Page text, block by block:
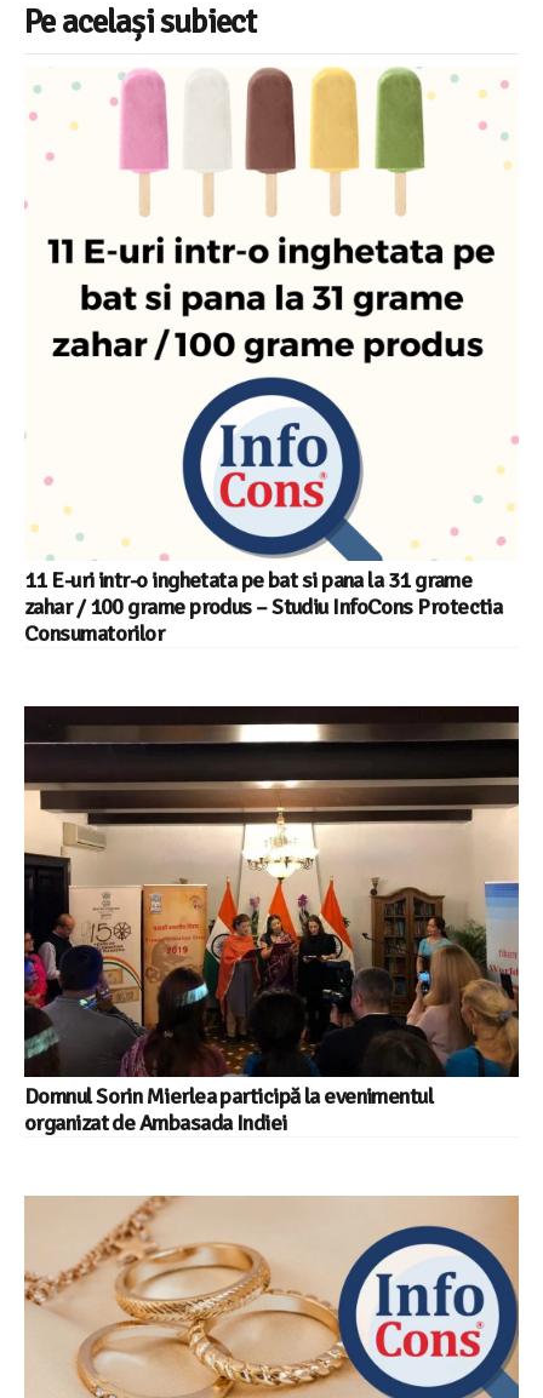
Pe același subiect
11 E-uri intr-o inghetata pe bat si pana la 31 grame
zahar / 100 grame produs – Studiu InfoCons Protectia
Consumatorilor
Domnul Sorin Mierlea participă la evenimentul
organizat de Ambasada Indiei